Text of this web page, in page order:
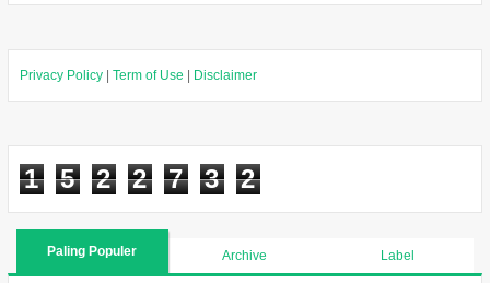
Privacy Policy| Term of Use Disclaimer
1 5 2 2 7 3 2
Paling Populer Archive Label